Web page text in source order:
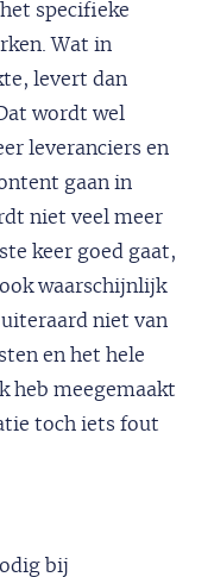
specifieke
Wat in
levert dan
wordt wel
leveranciers en
gaan in
niet veel meer
keer goed gaat,
waarschijnlijk
niet van
en het hele
heb meegemaakt
toch iets fout
bij